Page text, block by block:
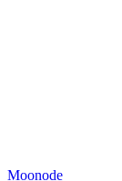
Moonode